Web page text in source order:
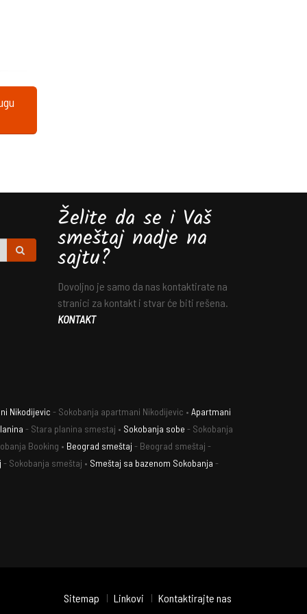
Želite da se i Vaš
smeštaj nadje na
sajtu?
Dovoljno je samo da nas kontaktirate na
stranici za kontakt i stvar će biti rešena.
KONTAKT
Nikodijevic - Sokobanja apartmani Nikodijevic • Apartmani
- Stara planina smestaj • Sokobanja sobe - Sokobanja
Booking • Beograd smeštaj - Beograd smeštaj -
- Sokobanja smeštaj • Smeštaj sa bazenom Sokobanja -
Sitemap Linkovi Kontaktirajte nas